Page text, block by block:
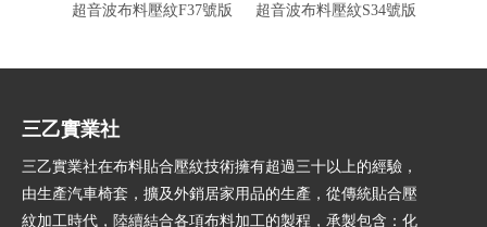
超音波布料壓紋F37號版 超音波布料壓紋S34號版
三乙實業社
三乙實業社在布料貼合壓紋技術擁有超過三十以上的經驗，
由生產汽車椅套，擴及外銷居家用品的生產，從傳統貼合壓
紋加工時代，陸續結合各項布料加工的製程，承製包含：化